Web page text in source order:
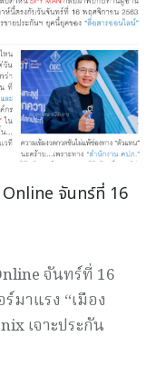
จันทร์ที่ 16
จันทร์ที่ 16
มาแรง “เมือง
เจาะประกัน